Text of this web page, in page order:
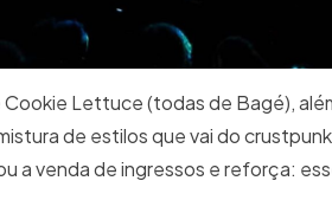
Cookie Lettuce (todas de Bagé),
de estilos que vai do
a venda de ingressos e reforça: